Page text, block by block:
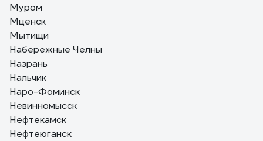
Муром
Мценск
Мытищи
Набережные Челны
Назрань
Нальчик
Наро-Фоминск
Невинномысск
Нефтекамск
Нефтеюганск